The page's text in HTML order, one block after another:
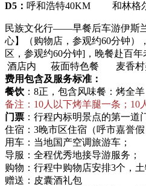
D5： 呼和浩特40KM 和林格
民族文化行——早餐后车游伊斯
心】（购物店，参观约60分钟
区，参观约60分钟]，晚餐赴百
酒店内 莜面特色餐 麦香村
费用包含及服务标准：
餐饮 ：8正，包含风味餐：烤全
备注：10人以下烤羊腿一条；10
门票 ：行程内标明景点的第一道
住宿：3晚市区住宿（呼市嘉誉
用车：当地国产空调旅游车；
导服：全程优秀地接导游服务；
购物：行程中购物店安排3个，
赠送：皮囊酒礼包